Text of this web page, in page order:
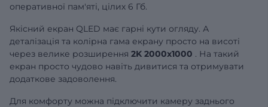
оперативної пам'яті, цілих 6 Гб.
Якісний екран QLED має гарні кути огляду. А
деталізація та колірна гама екрану просто на висоті
через велике розширення 2K 2000x1000 . На такий
екран просто чудово навіть дивитися та отримувати
додаткове задоволення.
Для комфорту можна підключити камеру заднього